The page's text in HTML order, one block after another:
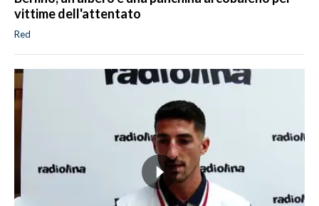
vittime dell'attentato
Red